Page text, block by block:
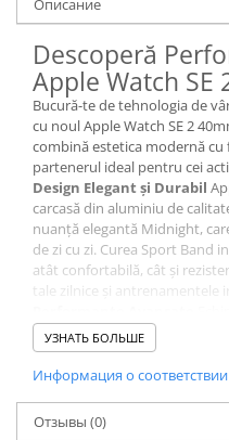
Oписание
Descoperă
Apple Watch SE
Bucură-te de tehnologia de
cu noul Apple Watch SE 2
combină estetica modernă
partenerul ideal pentru cei
Design Elegant și Durabil
carcasă din aluminiu de
nuanță elegantă Midnight,
de zi cu zi. Curea Sport Band
atât confortabilă, cât și
tale zilnice și antrenamentele
MR9X3 îți oferă posibilitatea
sportive și rutinele de fitness
la tine. Ecranul Retina cu
prin aplicațiile favorite și să
performanța ta.
УЗНАТЬ БОЛЬШЕ
Информация о
Отзывы (0)